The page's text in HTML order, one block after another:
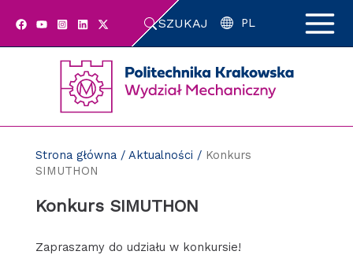
SZUKAJ PL
Strona główna/ Aktualności / Konkurs
SIMUTHON
Konkurs SIMUTHON
Zapraszamy do udziału w konkursie!